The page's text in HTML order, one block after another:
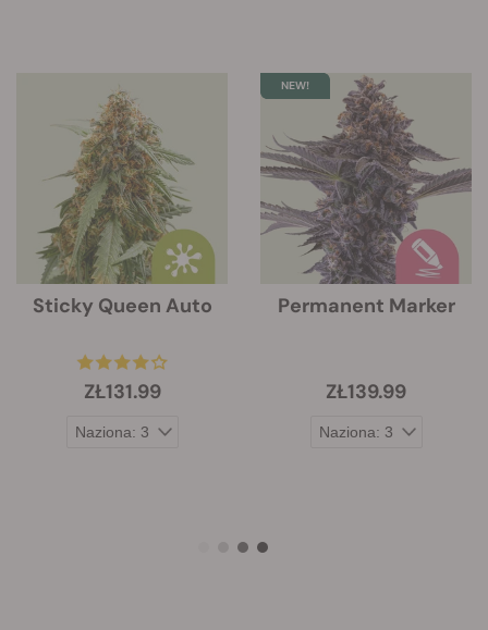
Sticky Queen Auto
ZŁ131.99
Permanent Marker
ZŁ139.99